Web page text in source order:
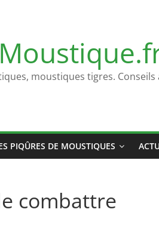
moustiques tigres.
PIQÛRES DE MOUSTIQUES
combattre